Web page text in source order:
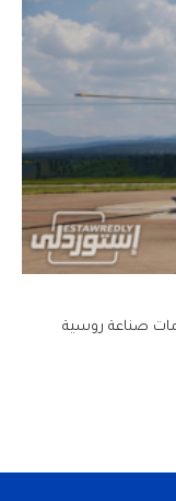
صناعة روسية